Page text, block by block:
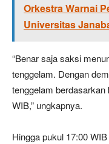
Orkestra Warnai
Universitas
“Benar saja saksi
tenggelam. Dengan
tenggelam
WIB,” ungkapnya.
Hingga pukul 17:00